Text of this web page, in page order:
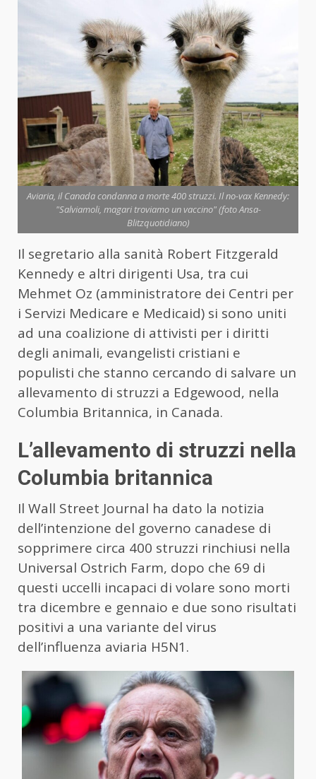
Aviaria, il Canada condanna a morte 400 struzzi. Il no-vax Kennedy:
"Salviamoli, magari troviamo un vaccino" (foto Ansa-
Blitzquotidiano)
Il segretario alla sanità Robert Fitzgerald
Kennedy e altri dirigenti Usa, tra cui
Mehmet Oz (amministratore dei Centri per
i Servizi Medicare e Medicaid) si sono uniti
ad una coalizione di attivisti per i diritti
degli animali, evangelisti cristiani e
populisti che stanno cercando di salvare un
allevamento di struzzi a Edgewood, nella
Columbia Britannica, in Canada.
L’allevamento di struzzi nella
Columbia britannica
Il Wall Street Journal ha dato la notizia
dell’intenzione del governo canadese di
sopprimere circa 400 struzzi rinchiusi nella
Universal Ostrich Farm, dopo che 69 di
questi uccelli incapaci di volare sono morti
tra dicembre e gennaio e due sono risultati
positivi a una variante del virus
dell’influenza aviaria H5N1.